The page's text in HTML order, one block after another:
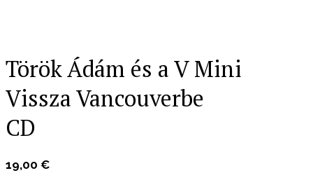
Török Ádám és a V Mini
Vissza Vancouverbe
CD
19,00 €